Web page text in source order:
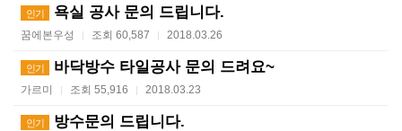
인기 욕실 공사 문의 드립니다.
꿈에본우성 | 조회 60,587 | 2018.03.26
인기 바닥방수 타일공사 문의 드려요~
가르미 | 조회 55,916 | 2018.03.23
인기 방수문의 드립니다.